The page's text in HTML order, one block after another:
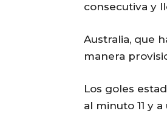
consecutiva y
Australia, que
manera
Los goles
al minuto 11 y